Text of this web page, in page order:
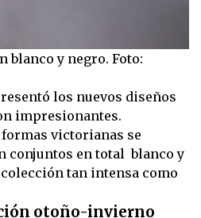
blanco y negro. Foto:
los nuevos diseños
impresionantes.
victorianas se
conjuntos en total blanco y
tan intensa como
otoño-invierno